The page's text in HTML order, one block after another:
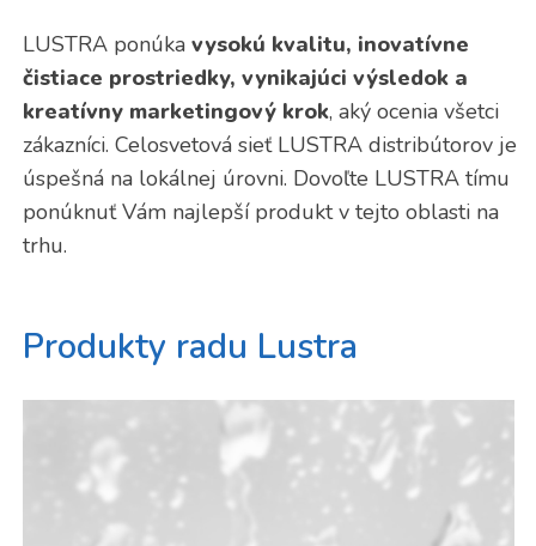
LUSTRA ponúka vysokú kvalitu, inovatívne
čistiace prostriedky, vynikajúci výsledok a
kreatívny marketingový krok, aký ocenia všetci
zákazníci. Celosvetová sieť LUSTRA distribútorov je
úspešná na lokálnej úrovni. Dovoľte LUSTRA tímu
ponúknuť Vám najlepší produkt v tejto oblasti na
trhu.
Produkty radu Lustra